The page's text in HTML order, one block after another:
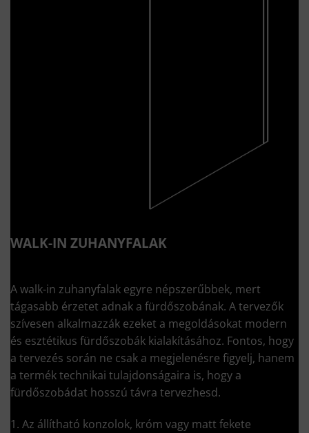
WALK-IN ZUHANYFALAK
A walk-in zuhanyfalak egyre népszerűbbek, mert
tágasabb érzetet adnak a fürdőszobának. A tervezők
szívesen alkalmazzák ezeket a megoldásokat modern
és esztétikus fürdőszobák kialakításához. Fontos, hogy
a tervezés során ne csak a megjelenésre figyelj, hanem
a termék technikai tulajdonságaira is, hogy a
fürdőszobádat hosszú távra tervezhesd.
1. Az állítható konzolok, króm vagy matt fekete